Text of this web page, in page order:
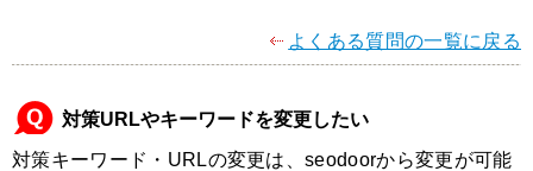
よくある質問の一覧に戻る
対策URLやキーワードを変更したい
対策キーワード・URLの変更は、seodoorから変更が可能